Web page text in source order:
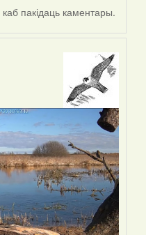
каб пакідаць каментары.